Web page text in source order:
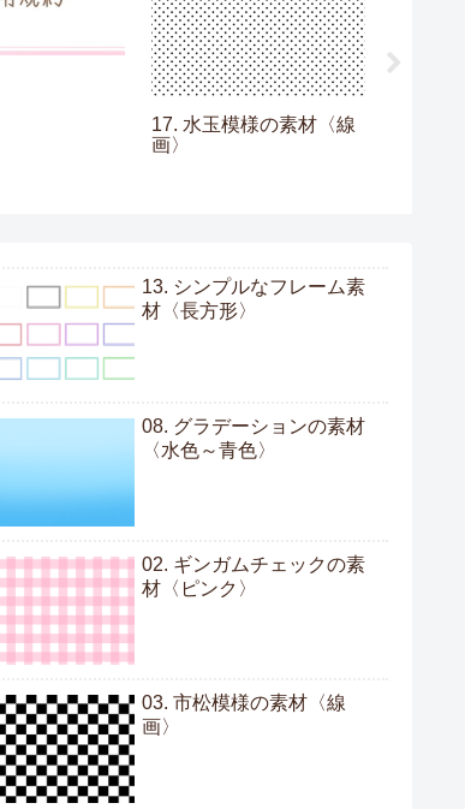
17. 水玉模様の素材〈線
画〉
13. シンプルなフレーム素
材〈長方形〉
08. グラデーションの素材
〈水色～青色〉
02. ギンガムチェックの素
材〈ピンク〉
03. 市松模様の素材〈線
画〉